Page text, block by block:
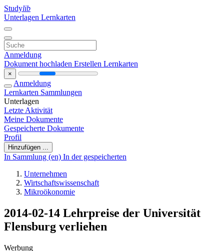
Studylib
Unterlagen Lernkarten
Anmeldung
Dokument hochladen Erstellen Lernkarten
×
Anmeldung
Lernkarten Sammlungen
Unterlagen
Letzte Aktivität
Meine Dokumente
Gespeicherte Dokumente
Profil
Hinzufügen ...
In Sammlung (en) In der gespeicherten
Unternehmen
Wirtschaftswissenschaft
Mikroökonomie
2014-02-14 Lehrpreise der Universität
Flensburg verliehen
Werbung